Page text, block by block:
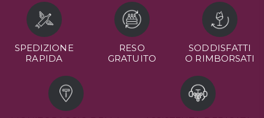
SPEDIZIONE
RAPIDA
RESO
GRATUITO
SODDISFATTI
O RIMBORSATI